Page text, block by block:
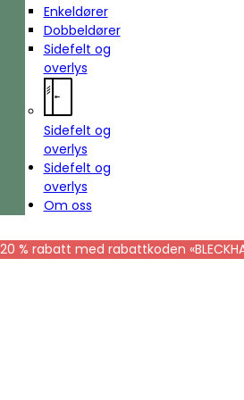
Enkeldører
Dobbeldører
Sidefelt og
overlys
Sidefelt og
overlys
Sidefelt og
overlys
Om oss
20 % rabatt med rabattkoden